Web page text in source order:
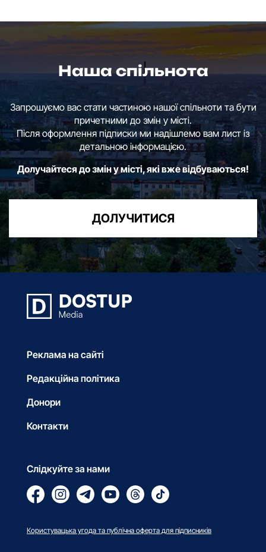
Наша спільнота
Запрошуємо вас стати частиною нашої спільноти та бути
причетними до змін у місті.
Після оформлення підписки ми надішлемо вам лист із
детальною інформацією.
Долучайтеся до змін у місті, які вже відбуваються!
ДОЛУЧИТИСЯ
Реклама на сайті
Редакційна політика
Донори
Контакти
Слідкуйте за нами
Користувацька угода та публічна оферта для підписників